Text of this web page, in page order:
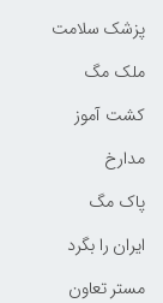
پزشک سلامت
ملک مگ
کشت آموز
مدارخ
پاک مگ
ایران را بگرد
مستر تعاون